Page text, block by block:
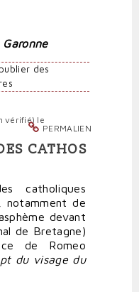
des
PERMALIEN
vérifié) le
CATHOS
catholiques
notamment de
devant
de Bretagne)
de Romeo
du visage du